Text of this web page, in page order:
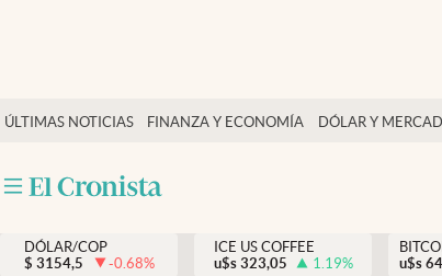
ÚLTIMAS NOTICIAS FINANZA Y ECONOMÍA DÓLAR Y
Salud y nutrición
Tiempo libre
DÓLAR/COP
$ 3154,5 -0.68%
ICE US COFFEE
u$s 323,05 1.19%
u$s